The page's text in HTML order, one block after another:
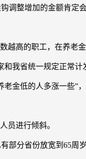
调整增加的金额肯定会
越高的职工，在养老
我省统一规定正常
金低的人多涨一些”
员进行倾斜。
部分省份放宽到65